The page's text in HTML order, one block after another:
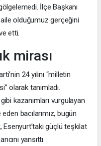
İlçe Başkanı
olduğumuz gerçeğini
etti.
mirası
24 yılını “milletin
olarak tanımladı.
gibi kazanımları vurgulayan
bacılarımız, bugün
Esenyurt’taki güçlü teşkilat
yansıttı.